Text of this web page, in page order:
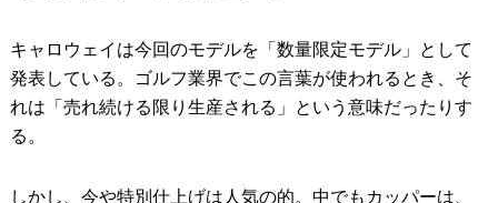
キャロウェイは今回のモデルを「数量限定モデル」として
発表している。ゴルフ業界でこの言葉が使われるとき、そ
れは「売れ続ける限り生産される」という意味だったりす
る。
しかし、今や特別仕上げは人気の的。中でもカッパーは、